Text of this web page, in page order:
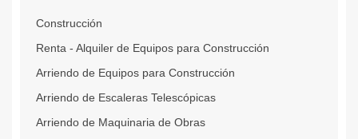
Construcción
Renta - Alquiler de Equipos para Construcción
Arriendo de Equipos para Construcción
Arriendo de Escaleras Telescópicas
Arriendo de Maquinaria de Obras